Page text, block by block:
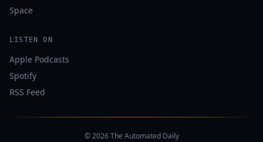
Space
LISTEN ON
Apple Podcasts
Spotify
RSS Feed
© 2026 The Automated Daily